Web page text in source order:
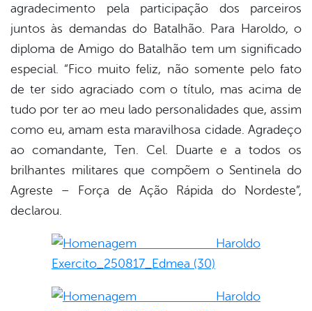
agradecimento pela participação dos parceiros
juntos às demandas do Batalhão. Para Haroldo, o
diploma de Amigo do Batalhão tem um significado
especial. “Fico muito feliz, não somente pelo fato
de ter sido agraciado com o título, mas acima de
tudo por ter ao meu lado personalidades que, assim
como eu, amam esta maravilhosa cidade. Agradeço
ao comandante, Ten. Cel. Duarte e a todos os
brilhantes militares que compõem o Sentinela do
Agreste – Força de Ação Rápida do Nordeste”,
declarou.